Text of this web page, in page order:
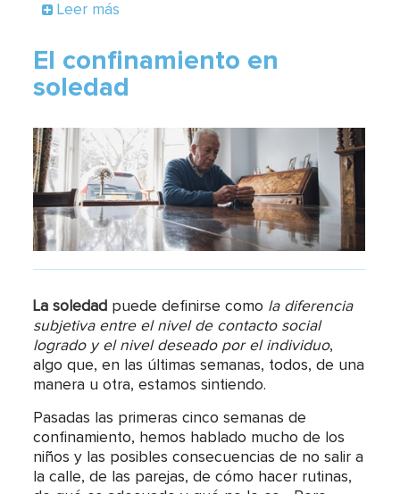
Leer más
El confinamiento en
soledad
La soledad puede definirse como la diferencia
subjetiva entre el nivel de contacto social
logrado y el nivel deseado por el individuo,
algo que, en las últimas semanas, todos, de una
manera u otra, estamos sintiendo.
Pasadas las primeras cinco semanas de
confinamiento, hemos hablado mucho de los
niños y las posibles consecuencias de no salir a
la calle, de las parejas, de cómo hacer rutinas,